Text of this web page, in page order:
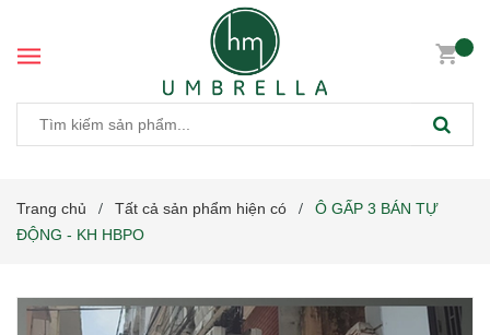
Trang chủ / Tất cả sản phẩm hiện có /
Ô GẤP 3 BÁN TỰ
ĐỘNG - KH HBPO